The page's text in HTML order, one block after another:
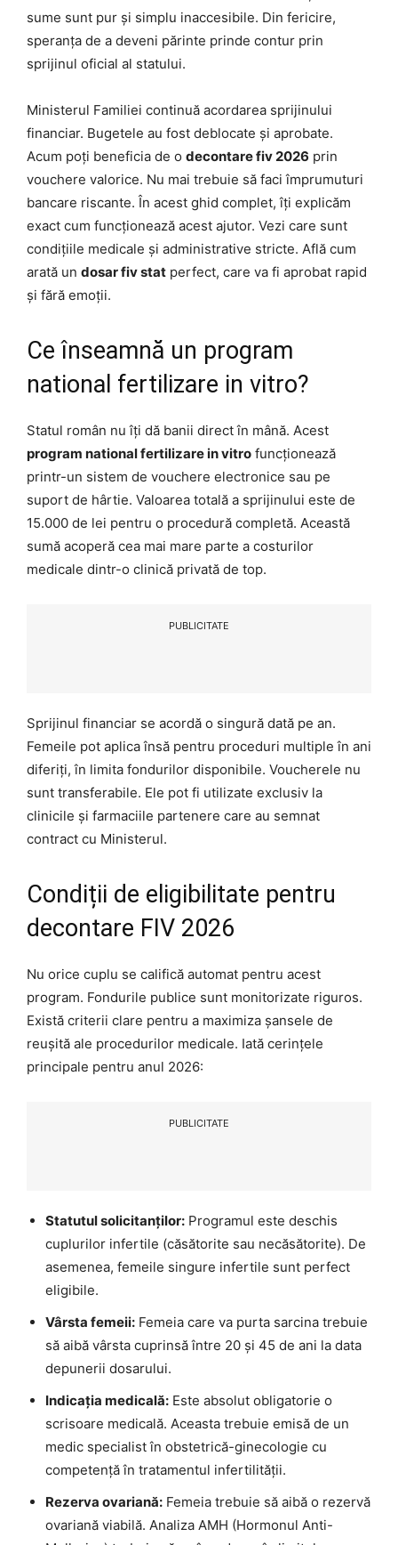
sume sunt pur și simplu inaccesibile. Din fericire,
speranța de a deveni părinte prinde contur prin
sprijinul oficial al statului.
Ministerul Familiei continuă acordarea sprijinului
financiar. Bugetele au fost deblocate și aprobate.
Acum poți beneficia de o decontare fiv 2026 prin
vouchere valorice. Nu mai trebuie să faci împrumuturi
bancare riscante. În acest ghid complet, îți explicăm
exact cum funcționează acest ajutor. Vezi care sunt
condițiile medicale și administrative stricte. Află cum
arată un dosar fiv stat perfect, care va fi aprobat rapid
și fără emoții.
Ce înseamnă un program
national fertilizare in vitro?
Statul român nu îți dă banii direct în mână. Acest
program national fertilizare in vitro funcționează
printr-un sistem de vouchere electronice sau pe
suport de hârtie. Valoarea totală a sprijinului este de
15.000 de lei pentru o procedură completă. Această
sumă acoperă cea mai mare parte a costurilor
medicale dintr-o clinică privată de top.
PUBLICITATE
Sprijinul financiar se acordă o singură dată pe an.
Femeile pot aplica însă pentru proceduri multiple în ani
diferiți, în limita fondurilor disponibile. Voucherele nu
sunt transferabile. Ele pot fi utilizate exclusiv la
clinicile și farmaciile partenere care au semnat
contract cu Ministerul.
Condiții de eligibilitate pentru
decontare FIV 2026
Nu orice cuplu se califică automat pentru acest
program. Fondurile publice sunt monitorizate riguros.
Există criterii clare pentru a maximiza șansele de
reușită ale procedurilor medicale. Iată cerințele
principale pentru anul 2026:
PUBLICITATE
Statutul solicitanților: Programul este deschis
cuplurilor infertile (căsătorite sau necăsătorite). De
asemenea, femeile singure infertile sunt perfect
eligibile.
Vârsta femeii: Femeia care va purta sarcina trebuie
să aibă vârsta cuprinsă între 20 și 45 de ani la data
depunerii dosarului.
Indicația medicală: Este absolut obligatorie o
scrisoare medicală. Aceasta trebuie emisă de un
medic specialist în obstetrică-ginecologie cu
competență în tratamentul infertilității.
Rezerva ovariană: Femeia trebuie să aibă o rezervă
ovariană viabilă. Analiza AMH (Hormonul Anti-